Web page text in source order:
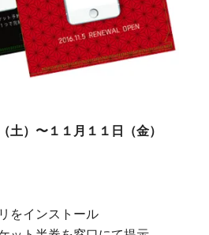
土）〜１１月１１日（金）
をインストール